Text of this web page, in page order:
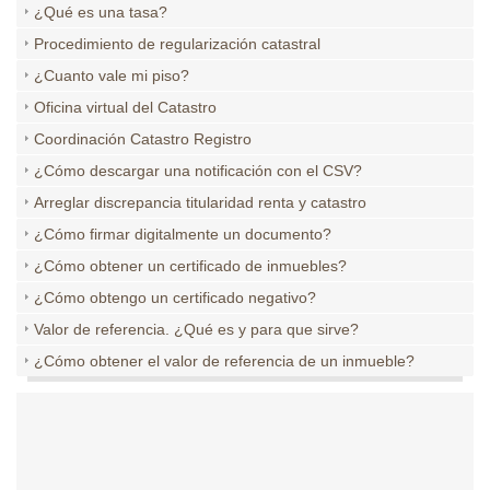
¿Qué es una tasa?
Procedimiento de regularización catastral
¿Cuanto vale mi piso?
Oficina virtual del Catastro
Coordinación Catastro Registro
¿Cómo descargar una notificación con el CSV?
Arreglar discrepancia titularidad renta y catastro
¿Cómo firmar digitalmente un documento?
¿Cómo obtener un certificado de inmuebles?
¿Cómo obtengo un certificado negativo?
Valor de referencia. ¿Qué es y para que sirve?
¿Cómo obtener el valor de referencia de un inmueble?